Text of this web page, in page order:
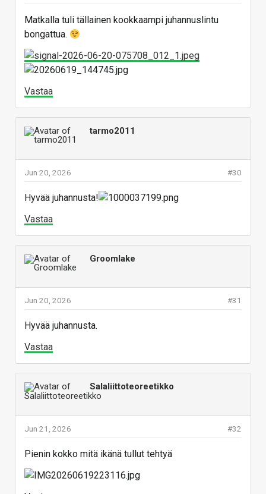
Matkalla tuli tällainen kookkaampi juhannuslintu
bongattua.
Vastaa
tarmo2011
#30
Jun 20, 2026
Hyvää juhannusta!
Vastaa
Groomlake
#31
Jun 20, 2026
Hyvää juhannusta.
Vastaa
Salaliittoteoreetikko
#32
Jun 21, 2026
Pienin kokko mitä ikänä tullut tehtyä